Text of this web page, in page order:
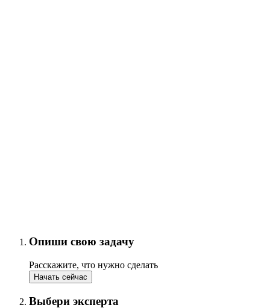
Опиши свою задачу
Расскажите, что нужно сделать
Начать сейчас
Выбери эксперта